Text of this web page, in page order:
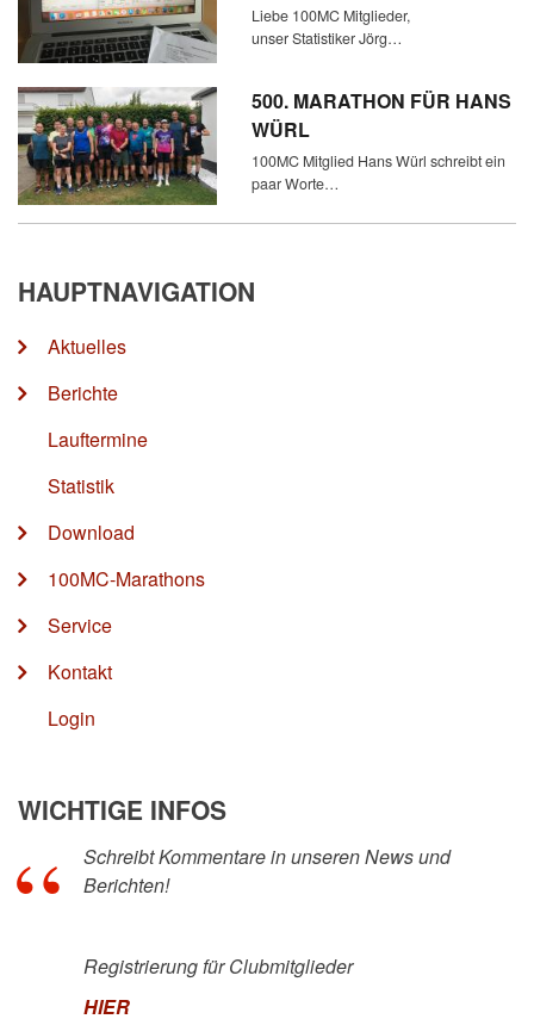
Liebe 100MC Mitglieder,
unser Statistiker Jörg…
500. MARATHON FÜR HANS
WÜRL
100MC Mitglied Hans Würl schreibt ein
paar Worte…
HAUPTNAVIGATION
Aktuelles
Berichte
Lauftermine
Statistik
Download
100MC-Marathons
Service
Kontakt
Login
WICHTIGE INFOS
Schreibt Kommentare in unseren News und
Berichten!
Registrierung für Clubmitglieder
HIER